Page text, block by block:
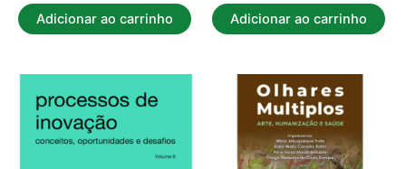
Adicionar ao carrinho Adicionar ao carrinho